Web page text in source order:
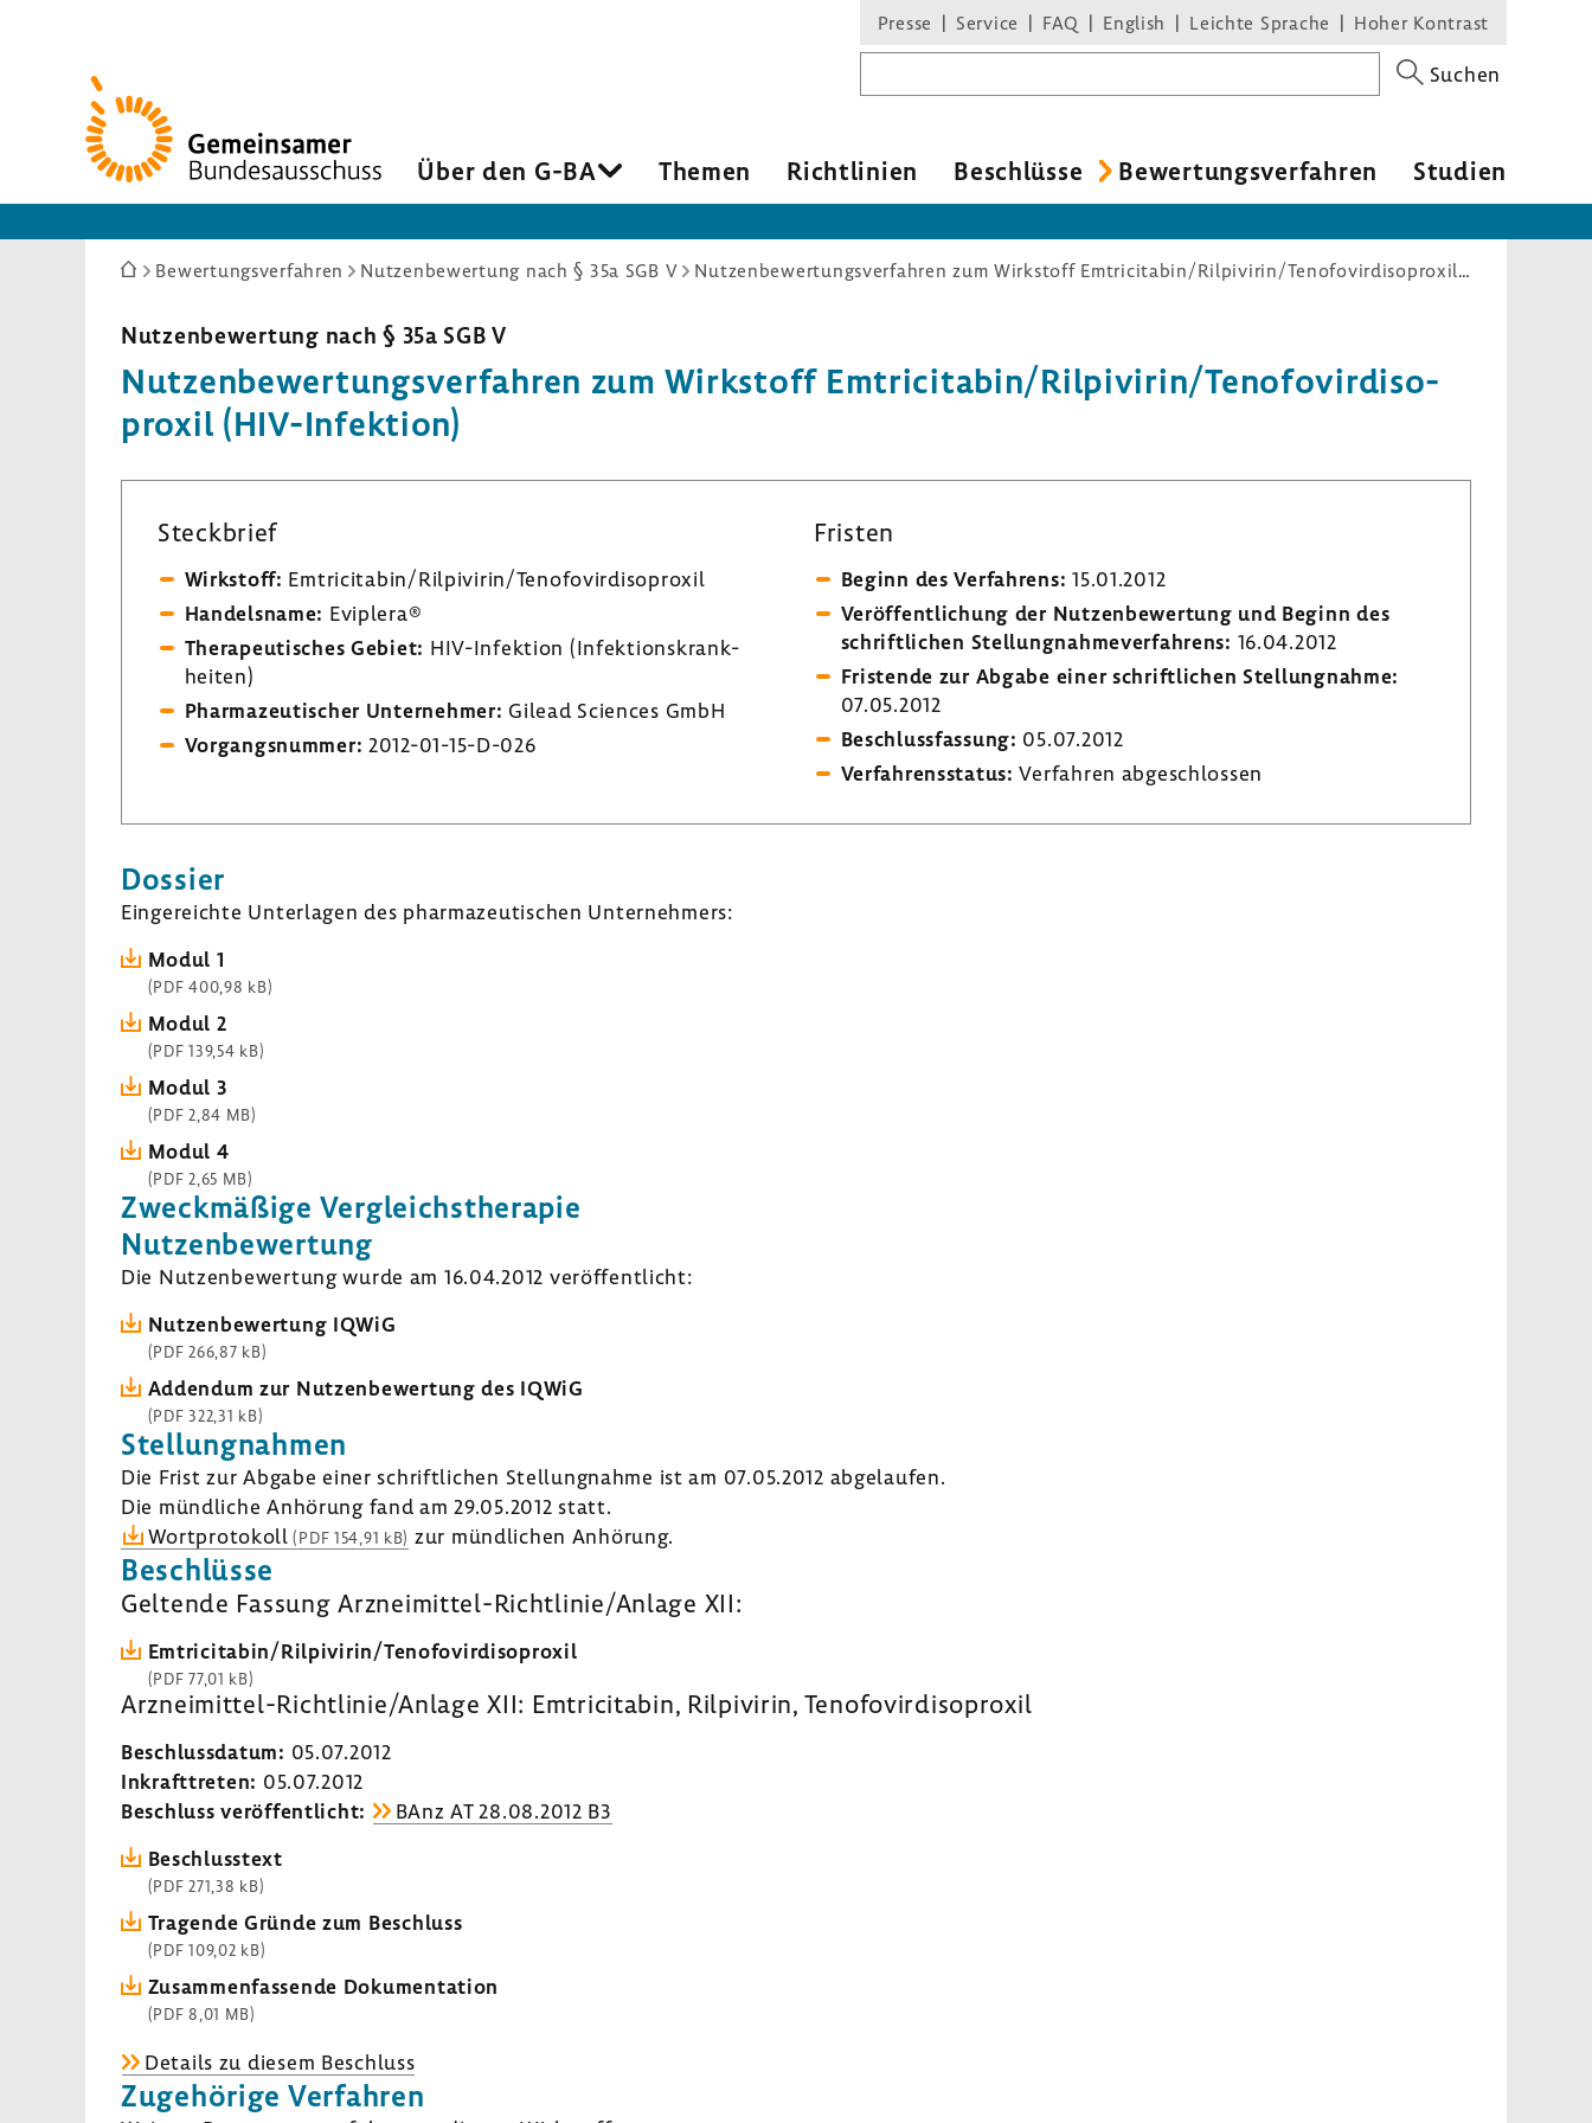
Zur
Startseite
Presse Service FAQ English Leichte Sprache Hoher Kontrast
Suchen
Über den G-BA Themen Richt­li­nien Beschlüsse Bewer­tungs­ver­fahren Studien
Sie
hier:
Bewertungsverfahren Nutzenbewertung nach § 35a SGB V Nutzenbewertungsverfahren zum Wirkstoff Emtricitabin/Rilpivirin/Tenofovirdisoproxil (HIV-Infektion)
Nutzen­be­wer­tung nach § 35a SGB V
Nutzen­be­wer­tungs­ver­fahren zum Wirk­stoff Emtri­ci­tabin/Rilpi­virin/Teno­fo­virdiso­
proxil (HIV-​Infektion)
Steck­brief
Wirk­stoff: Emtri­ci­tabin/Rilpi­virin/Teno­fo­virdiso­proxil
Handels­name: Evip­lera®
Thera­peu­ti­sches Gebiet: HIV-​Infektion (Infek­ti­ons­krank­
heiten)
Phar­ma­zeu­ti­scher Unter­nehmer: Gilead Sciences GmbH
Vorgangs­nummer: 2012-​01-15-D-026
Fristen
Beginn des Verfah­rens: 15.01.2012
Veröf­fent­li­chung der Nutzen­be­wer­tung und Beginn des
schrift­li­chen Stel­lung­nah­me­ver­fah­rens: 16.04.2012
Fris­tende zur Abgabe einer schrift­li­chen Stel­lung­nahme:
07.05.2012
Beschluss­fas­sung: 05.07.2012
Verfah­rens­status: Verfahren abge­schlossen
Dossier
Einge­reichte Unter­lagen des phar­ma­zeu­ti­schen Unter­neh­mers:
Modul 1
(PDF 400,98 kB)
Modul 2
(PDF 139,54 kB)
Modul 3
(PDF 2,84 MB)
Modul 4
(PDF 2,65 MB)
Zweck­mä­ßige Vergleichs­the­rapie
Nutzen­be­wer­tung
Die Nutzen­be­wer­tung wurde am 16.04.2012 veröf­fent­licht:
Nutzen­be­wer­tung IQWiG
(PDF 266,87 kB)
Addendum zur Nutzen­be­wer­tung des IQWiG
(PDF 322,31 kB)
Stel­lung­nahmen
Die Frist zur Abgabe einer schrift­li­chen Stel­lung­nahme ist am 07.05.2012 abge­laufen.
Die münd­liche Anhö­rung fand am 29.05.2012 statt.
Wort­pro­to­koll (PDF 154,91 kB) zur münd­li­chen Anhö­rung.
Beschlüsse
Geltende Fassung Arzneimittel-​Richtlinie/Anlage XII:
Emtri­ci­tabin/Rilpi­virin/Teno­fo­virdiso­proxil
(PDF 77,01 kB)
Arzneimittel-​Richtlinie/Anlage XII: Emtri­ci­tabin, Rilpi­virin, Teno­fo­virdiso­proxil
Beschluss­datum: 05.07.2012
Inkraft­treten: 05.07.2012
Beschluss veröf­fent­licht:
BAnz AT 28.08.2012 B3
Beschluss­text
(PDF 271,38 kB)
Tragende Gründe zum Beschluss
(PDF 109,02 kB)
Zusam­men­fas­sende Doku­men­ta­tion
(PDF 8,01 MB)
Details zu diesem Beschluss
Zuge­hö­rige Verfahren